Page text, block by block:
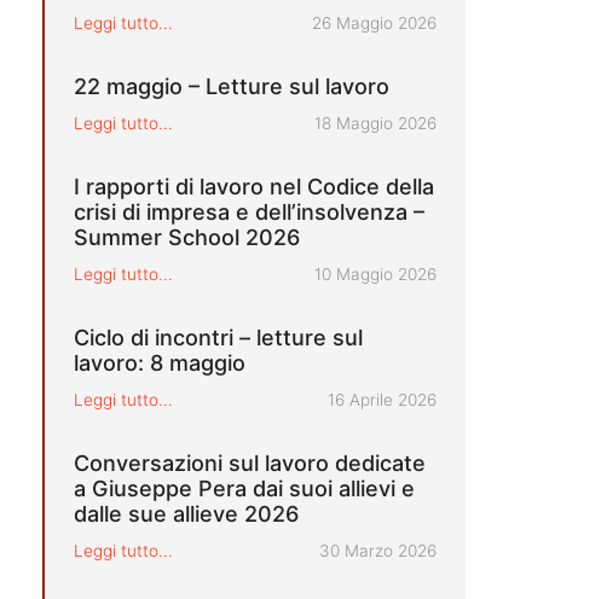
Leggi tutto... Pubblicato il
26 Maggio 2026
22 maggio – Letture sul lavoro
Leggi tutto... Pubblicato il
18 Maggio 2026
I rapporti di lavoro nel Codice della
crisi di impresa e dell’insolvenza –
Summer School 2026
Leggi tutto... Pubblicato il
10 Maggio 2026
Ciclo di incontri – letture sul
lavoro: 8 maggio
Leggi tutto... Pubblicato il
16 Aprile 2026
Conversazioni sul lavoro dedicate
a Giuseppe Pera dai suoi allievi e
dalle sue allieve 2026
Leggi tutto... Pubblicato il
30 Marzo 2026